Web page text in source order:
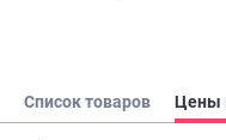
Список товаров Цены